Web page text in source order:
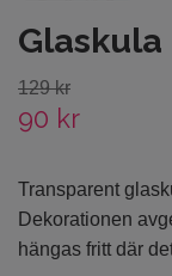
Glaskula
129 kr
90 kr
Transparent
Dekorationen
hängas fritt där